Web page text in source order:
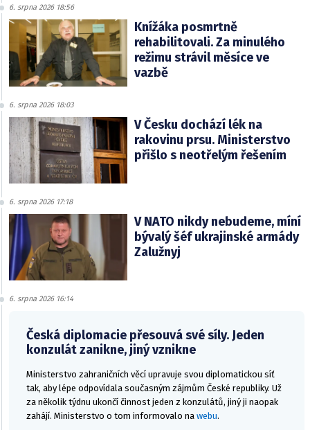
6. srpna 2026 18:56
Knížáka posmrtně
rehabilitovali. Za minulého
režimu strávil měsíce ve
vazbě
6. srpna 2026 18:03
V Česku dochází lék na
rakovinu prsu. Ministerstvo
přišlo s neotřelým řešením
6. srpna 2026 17:18
V NATO nikdy nebudeme, míní
bývalý šéf ukrajinské armády
Zalužnyj
6. srpna 2026 16:14
Česká diplomacie přesouvá své síly. Jeden
konzulát zanikne, jiný vznikne
Ministerstvo zahraničních věcí upravuje svou diplomatickou síť
tak, aby lépe odpovídala současným zájmům České republiky. Už
za několik týdnu ukončí činnost jeden z konzulátů, jiný ji naopak
zahájí. Ministerstvo o tom informovalo na webu.